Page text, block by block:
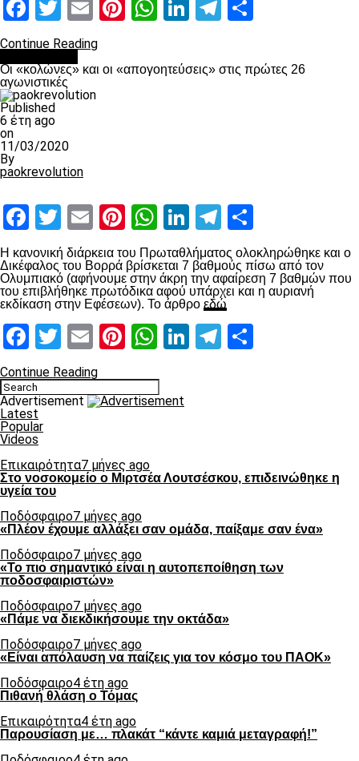
Facebook
Twitter
EmailPinterest
WhatsApp
LinkedInTelegram
Continue Reading
Οι «κολώνες» και οι «απογοητεύσεις» στις πρώτες 26
αγωνιστικές
Published
6 έτη ago
on
11/03/2020
By
paokrevolution
Facebook
Twitter
EmailPinterest
WhatsApp
LinkedIn
Telegram
Η κανονική διάρκεια του Πρωταθλήματος ολοκληρώθηκε και ο
Δικέφαλος του Βορρά βρίσκεται 7 βαθμούς πίσω από τον
Ολυμπιακό (αφήνουμε στην άκρη την αφαίρεση 7 βαθμών που
του επιβλήθηκε πρωτόδικα αφού υπάρχει και η αυριανή
εκδίκαση στην Εφέσεων). Το άρθρο εδώ
Facebook
Twitter
EmailPinterest
WhatsApp
LinkedIn
Telegram
Continue Reading
Advertisement
Latest
Popular
Videos
Επικαιρότητα7 μήνες ago
Στο νοσοκομείο ο Μιρτσέα Λουτσέσκου, επιδεινώθηκε η
υγεία του
Ποδόσφαιρο7 μήνες ago
«Πλέον έχουμε αλλάξει σαν ομάδα, παίξαμε σαν ένα»
Ποδόσφαιρο7 μήνες ago
«Το πιο σημαντικό είναι η αυτοπεποίθηση των
ποδοσφαιριστών»
Ποδόσφαιρο7 μήνες ago
«Πάμε να διεκδικήσουμε την οκτάδα»
Ποδόσφαιρο7 μήνες ago
«Είναι απόλαυση να παίζεις για τον κόσμο του ΠΑΟΚ»
Ποδόσφαιρο4 έτη ago
Πιθανή θλάση ο Τόμας
Επικαιρότητα4 έτη ago
Παρουσίαση με… πλακάτ “κάντε καμιά μεταγραφή!”